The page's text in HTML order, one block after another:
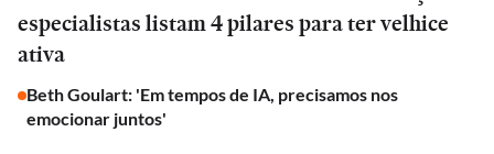
especialistas listam 4 pilares para ter velhice
ativa
Beth Goulart: 'Em tempos de IA, precisamos nos
emocionar juntos'